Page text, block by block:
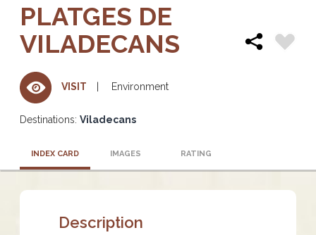
PLATGES DE
VILADECANS
VISIT Environment
Destinations: Viladecans
INDEX CARD IMAGES RATING
Description